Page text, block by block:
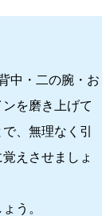
中・二の腕・お
を磨き上げて
、無理なく引
えさせましょ
う。